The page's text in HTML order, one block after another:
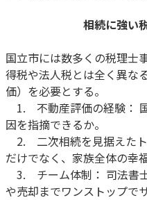
相続に強い
国立市には数多くの税理士
得税や法人税とは全く異な
価）を必要とする。
1. 不動産評価の経験：
因を指摘できるか。
2. 二次相続を見据えた
だけでなく、家族全体の幸
3. チーム体制： 司法書
や売却までワンストップで